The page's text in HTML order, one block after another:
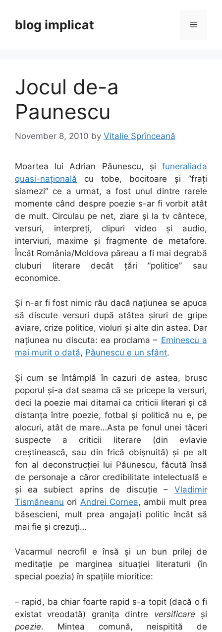
contentblog implicat Menu
Jocul de-a
Paunescu
November 8, 2010 by Vitalie Sprînceană
Moartea lui Adrian Păunescu, și funeraliada
quasi-națională cu tobe, bocitoare și ”frați
siamezi” ce a urmat, a fost unul dintre rarele
momente când despre poezie s-ar fi vorbit atât
de mult. Circulau pe net, ziare și la tv cântece,
versuri, interpreți, clipuri video și audio,
interviuri, maxime și fragmente de metafore.
Încât România/Moldova păreau a fi mai degrabă
cluburi literare decât țări ”politice” sau
economice.
Și n-ar fi fost nimic rău dacă națiunea se apuca
să discute versuri după atâtea șiruri de gripe
aviare, crize politice, violuri și alte din astea. Dar
națiunea nu discuta: ea proclama – Eminescu a
mai murit o dată, Păunescu e un sfânt.
Și cum se întâmplă în cazuri de astea, brusc
poporul și-a dat seama că se pricepe la versuri,
deci la poezie mai ditamai ca criticii literari și că
distanța între poezie, fotbal și politică nu e, pe
alocuri, atât de mare…Asta pe fonul unei tăceri
suspecte a criticii literare (din evlavie
creștinească, sau din frică obișnuită) și pe alt
fon al deconstrucției lui Păunescu, făcută însă
de personaje a căror credibilitate intelectuală e
și ea subiect aprins de discuție – Vladimir
Tismăneanu ori Andrei Cornea, ambii mult prea
băsescieni, mult prea angajați politic încât să
mai fie și crezuți…
Vacarmul necrofil e însă și un bun prilej de
meditație pe marginea situației literaturii (în
special poezia) în spațiile mioritice:
– rapid, ba chiar foarte rapid s-a topit (dacă o fi
existat vreodată) granița dintre versificare și
poezie. Mintea comună, neispitită de